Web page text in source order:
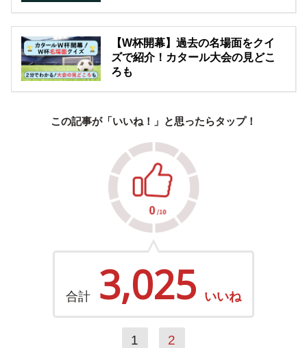
【W杯開幕】過去の名場面をクイ
ズで紹介！カタール大会の見どこ
ろも
この記事が「いいね！」と思ったらタップ！
合計 3,025 いいね
1 2